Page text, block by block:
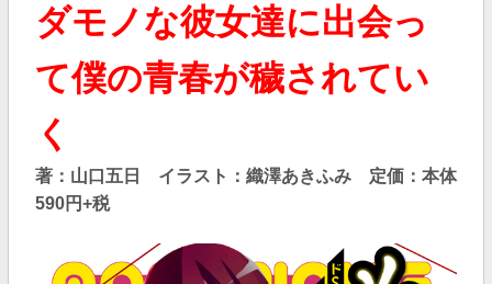
ダモノな彼女達に出会っ
て僕の青春が穢されてい
く
著：山口五日 イラスト：織澤あきふみ 定価：本体
590円+税